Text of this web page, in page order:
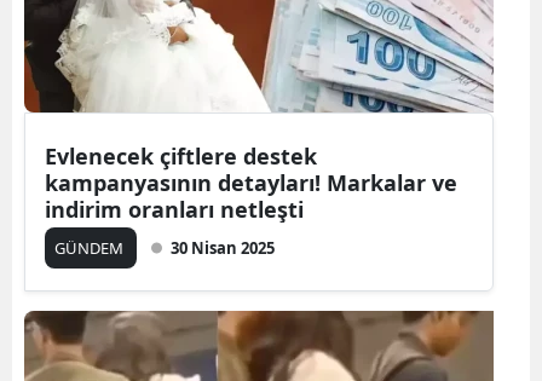
Bitlis
Bolu
Burdur
Bursa
Çanakkale
Çorum
Denizli
Evlenecek çiftlere destek
kampanyasının detayları! Markalar ve
indirim oranları netleşti
GÜNDEM 30 Nisan 2025